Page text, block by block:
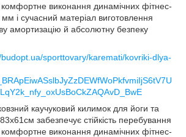
комфортне виконання динамічних фітнес-
і сучасний матеріал виготовлення
амортизацію й абсолютну безпеку
sporttovary/karemati/kovriki-dlya-
каучуковий килимок для йоги та
забезпечує стійкість перебування
комфортне виконання динамічних фітнес-